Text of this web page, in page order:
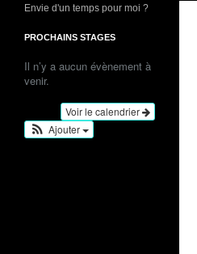
Envie d'un temps pour moi ?
PROCHAINS STAGES
Il n’y a aucun évènement à
venir.
Voir le calendrier
Ajouter